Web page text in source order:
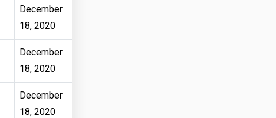
December
18, 2020
December
18, 2020
December
18, 2020